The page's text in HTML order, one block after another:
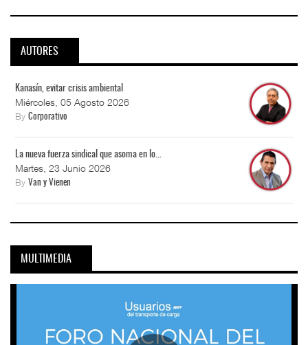
AUTORES
Kanasín, evitar crisis ambiental
Miércoles, 05 Agosto 2026
By Corporativo
La nueva fuerza sindical que asoma en lo...
Martes, 23 Junio 2026
By Van y Vienen
MULTIMEDIA